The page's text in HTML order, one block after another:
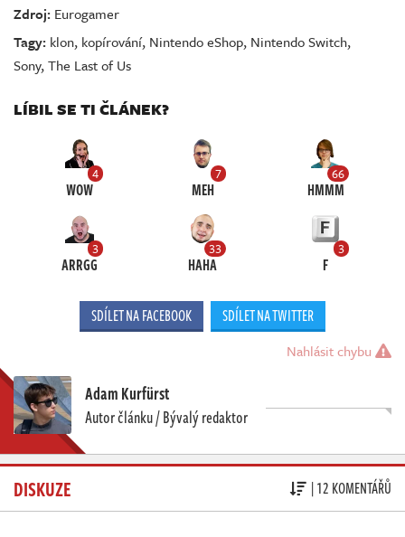
Zdroj: Eurogamer
Tagy: klon, kopírování, Nintendo eShop, Nintendo Switch,
Sony,The Last of Us
LÍBIL SE TI ČLÁNEK?
4
WOW
7
MEH
66
HMMM
3
ARRGG
33
HAHA
3
F
SDÍLET NA FACEBOOK SDÍLET NA TWITTER
Nahlásit chybu
Adam Kurfürst
Autor článku / Bývalý redaktor
DISKUZE | 12 KOMENTÁŘŮ